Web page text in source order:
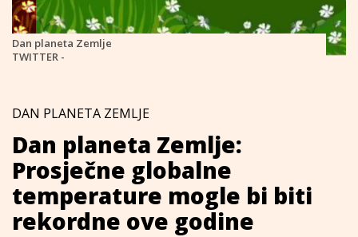
Dan planeta Zemlje
TWITTER -
DAN PLANETA ZEMLJE
Dan planeta Zemlje:
Prosječne globalne
temperature mogle bi biti
rekordne ove godine